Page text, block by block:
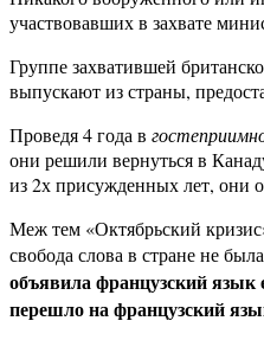
участвовавших в захвате
Группе захватившей
выпускают из страны,
Проведя 4 года в
они решили вернуться в
из 2х присужденных лет, они
Меж тем «Октябрьский
свобода слова в стране не
объявила французский
перешло на французский